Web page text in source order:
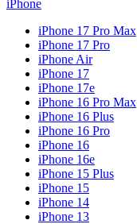
iPhone
iPhone 17 Pro Max
iPhone 17 Pro
iPhone Air
iPhone 17
iPhone 17e
iPhone 16 Pro Max
iPhone 16 Plus
iPhone 16 Pro
iPhone 16
iPhone 16e
iPhone 15 Plus
iPhone 15
iPhone 14
iPhone 13